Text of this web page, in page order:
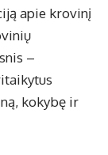
apie krovinį
–
kokybę ir